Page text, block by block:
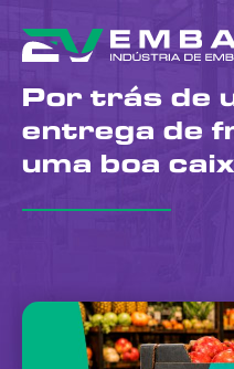
Por trás de
entrega de
uma boa